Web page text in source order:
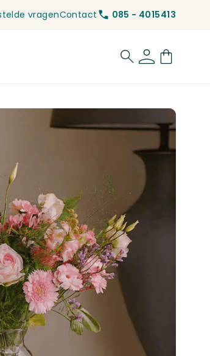
vragenContact
085 - 4015413